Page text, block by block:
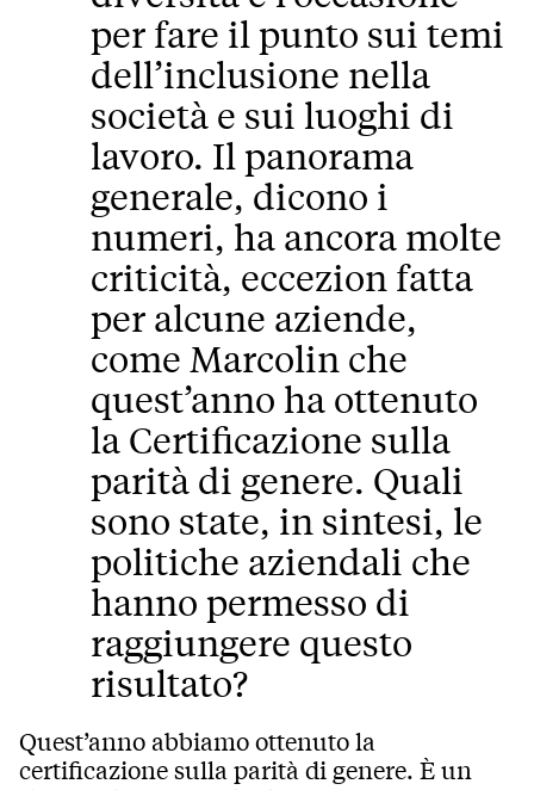
per fare il punto sui temi
dell’inclusione nella
società e sui luoghi di
lavoro. Il panorama
generale, dicono i
numeri, ha ancora molte
criticità, eccezion fatta
per alcune aziende,
come Marcolin che
quest’anno ha ottenuto
la Certificazione sulla
parità di genere. Quali
sono state, in sintesi, le
politiche aziendali che
hanno permesso di
raggiungere questo
risultato?
Quest’anno abbiamo ottenuto la
certificazione sulla parità di genere. È un